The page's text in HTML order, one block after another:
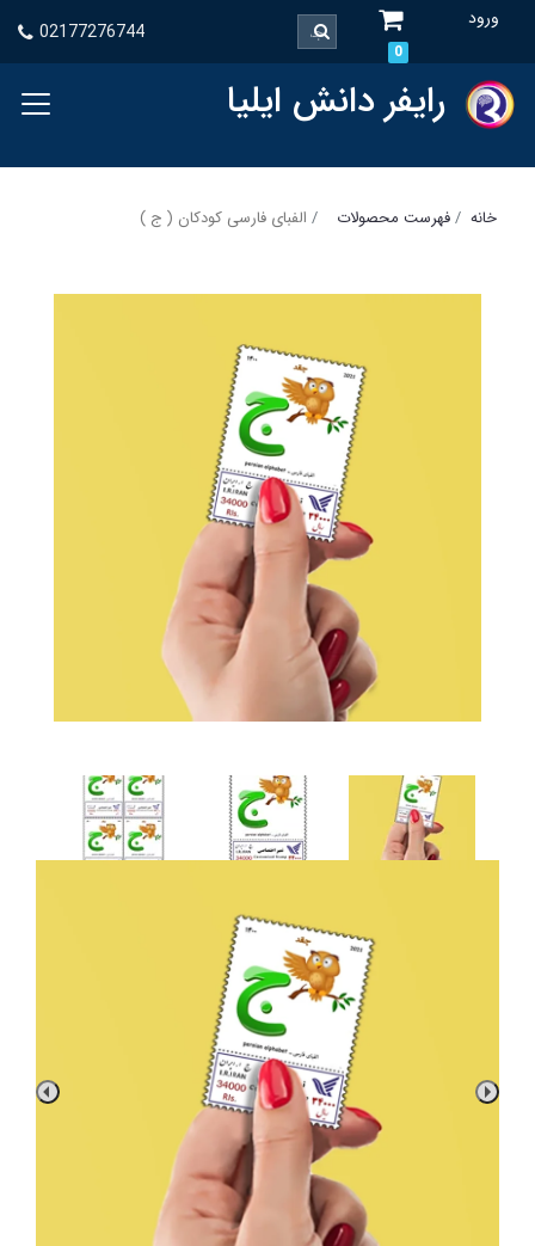
ورود
0
02177276744
رایفر دانش ایلیا
خانه فهرست محصولات الفبای فارسی کودکان ( ج )